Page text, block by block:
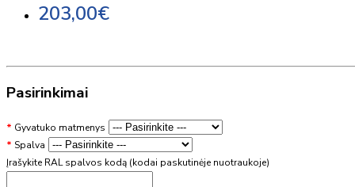
203,00€
Pasirinkimai
Gyvatuko matmenys
Spalva
Įrašykite RAL spalvos kodą (kodai paskutinėje nuotraukoje)